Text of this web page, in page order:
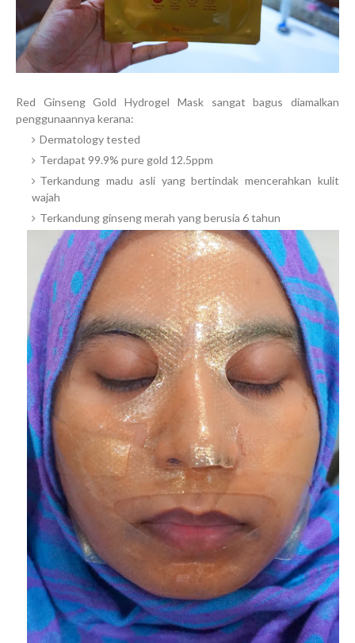
Red Ginseng Gold Hydrogel Mask sangat bagus diamalkan
penggunaannya kerana:
Dermatology tested
Terdapat 99.9% pure gold 12.5ppm
Terkandung madu asli yang bertindak mencerahkan kulit
wajah
Terkandung ginseng merah yang berusia 6 tahun